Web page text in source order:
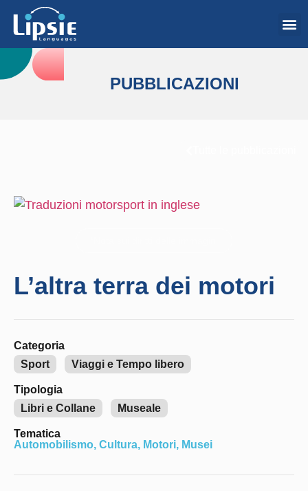
PUBBLICAZIONI
L’altra terra dei motori
Categoria
Sport
Viaggi e Tempo libero
Tipologia
Libri e Collane
Museale
Tematica
Automobilismo, Cultura, Motori, Musei